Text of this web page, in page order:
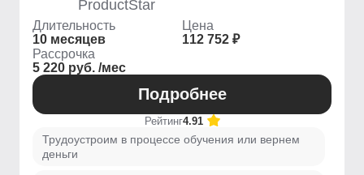
ProductStar
Длительность
10 месяцев
Цена
112 752 ₽
Рассрочка
5 220 руб. /мес
Подробнее
Рейтинг4.91
Трудоустроим в процессе обучения или вернем
деньги